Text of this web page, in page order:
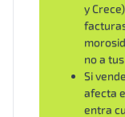
y
no a
Si
afecta
entra